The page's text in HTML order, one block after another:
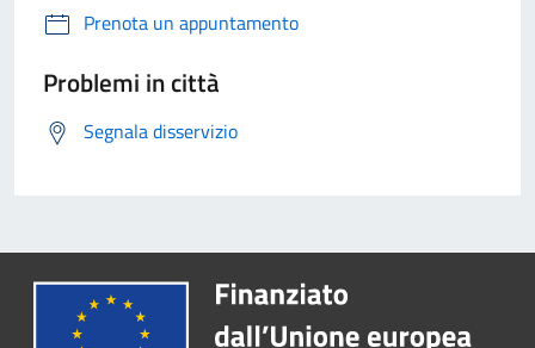
Prenota un appuntamento
Problemi in città
Segnala disservizio